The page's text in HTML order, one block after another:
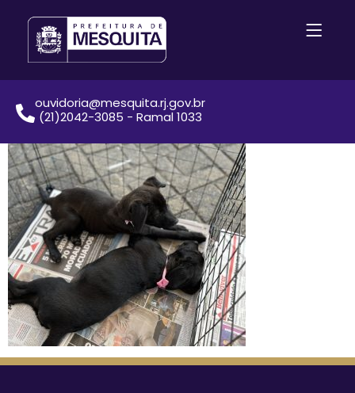
ouvidoria@mesquita.rj.gov.br
(21)2042-3085 - Ramal 1033